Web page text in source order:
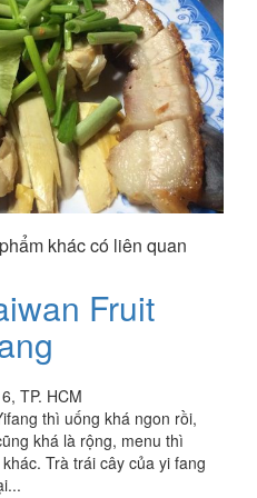
khác có liên quan
Fruit
TP. HCM
thì uống khá ngon rồi,
khá là rộng, menu thì
Trà trái cây của yi fang